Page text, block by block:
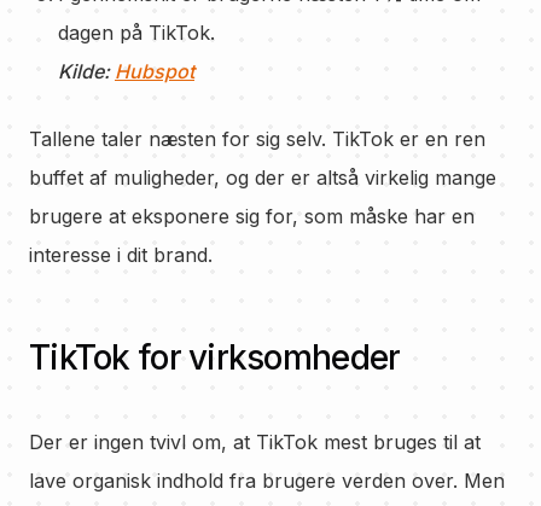
dagen på TikTok.
Kilde: Hubspot
Tallene taler næsten for sig selv. TikTok er en ren
buffet af muligheder, og der er altså virkelig mange
brugere at eksponere sig for, som måske har en
interesse i dit brand.
TikTok for virksomheder
Der er ingen tvivl om, at TikTok mest bruges til at
lave organisk indhold fra brugere verden over. Men